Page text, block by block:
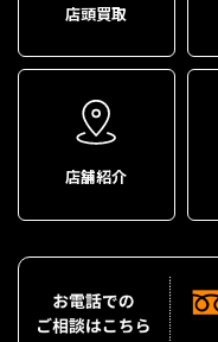
店頭買取
店舗紹介